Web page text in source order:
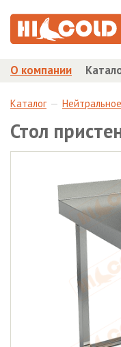
О компании
Каталог
Стол